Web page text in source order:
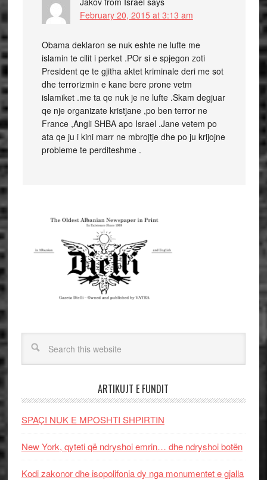
February 20, 2015 at 3:13 am
Obama deklaron se nuk eshte ne lufte me
islamin te cilit i perket .POr si e spjegon zoti
President qe te gjitha aktet kriminale deri me sot
dhe terrorizmin e kane bere prone vetm
islamiket .me ta qe nuk je ne lufte .Skam degjuar
qe nje organizate kristjane ,po ben terror ne
France ,Angli SHBA apo Israel .Jane vetem po
ata qe ju i kini marr ne mbrojtje dhe po ju krijojne
probleme te perditeshme .
ARTIKUJT E FUNDIT
SPAÇI NUK E MPOSHTI SHPIRTIN
New York, qyteti që ndryshoi emrin… dhe ndryshoi botën
Kodi zakonor dhe isopolifonia dy nga monumentet e gjalla